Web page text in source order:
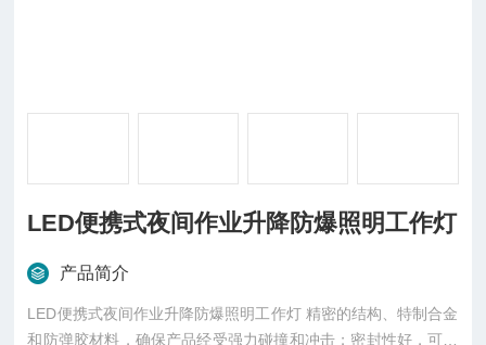
LED便携式夜间作业升降防爆照明工作灯
产品简介
LED便携式夜间作业升降防爆照明工作灯 精密的结构、特制合金
和防弹胶材料，确保产品经受强力碰撞和冲击；密封性好，可抵